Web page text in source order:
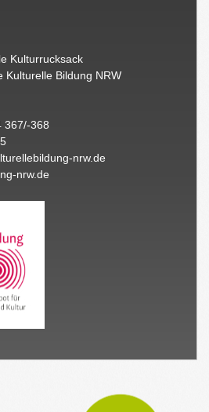
Kulturrucksack
Kulturelle Bildung NRW
367/-368
nrw.de
nrw.de